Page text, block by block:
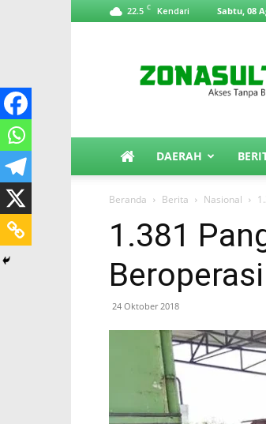
22.5 C Kendari Sabtu, 08
DAERAH
Beranda Berita Nasional
1.381
Beroperasi
24 Oktober 2018